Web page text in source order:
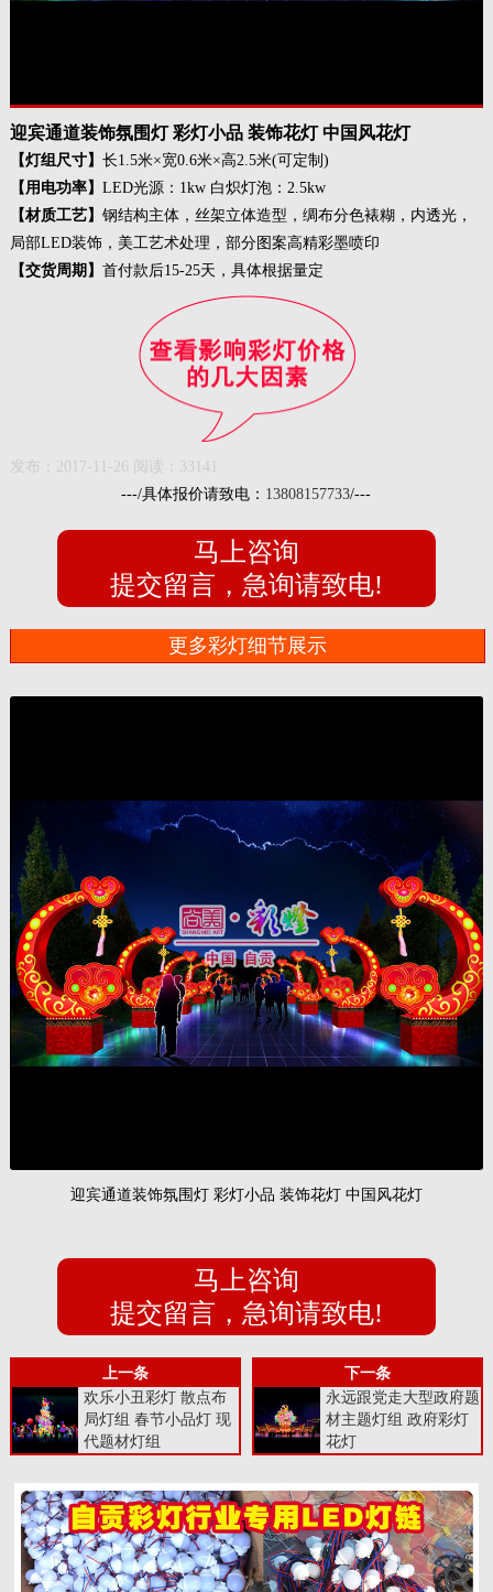
迎宾通道装饰氛围灯 彩灯小品 装饰花灯 中国风花灯
【灯组尺寸】 长1.5米×宽0.6米×高2.5米(可定制)
【用电功率】 LED光源：1kw 白炽灯泡：2.5kw
【材质工艺】 钢结构主体，丝架立体造型，绸布分色裱糊，内透光，
局部LED装饰，美工艺术处理，部分图案高精彩墨喷印
【交货周期】 首付款后15-25天，具体根据量定
发布：2017-11-26 阅读：
33141
---/具体报价请致电： 13808157733/---
马上咨询
提交留言，急询请致电!
更多彩灯细节展示
迎宾通道装饰氛围灯 彩灯小品 装饰花灯 中国风花灯
马上咨询
提交留言，急询请致电!
上一条
欢乐小丑彩灯 散点布
局灯组 春节小品灯 现
代题材灯组
下一条
永远跟党走大型政府题
材主题灯组 政府彩灯
花灯